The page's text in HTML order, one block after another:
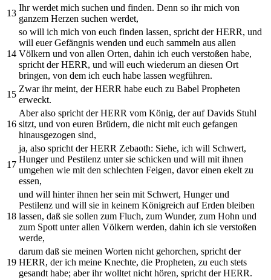
13
Ihr werdet mich suchen und finden. Denn so ihr mich von
ganzem Herzen suchen werdet,
14
so will ich mich von euch finden lassen, spricht der HERR, und
will euer Gefängnis wenden und euch sammeln aus allen
Völkern und von allen Orten, dahin ich euch verstoßen habe,
spricht der HERR, und will euch wiederum an diesen Ort
bringen, von dem ich euch habe lassen wegführen.
15
Zwar ihr meint, der HERR habe euch zu Babel Propheten
erweckt.
16
Aber also spricht der HERR vom König, der auf Davids Stuhl
sitzt, und von euren Brüdern, die nicht mit euch gefangen
hinausgezogen sind,
17
ja, also spricht der HERR Zebaoth: Siehe, ich will Schwert,
Hunger und Pestilenz unter sie schicken und will mit ihnen
umgehen wie mit den schlechten Feigen, davor einen ekelt zu
essen,
18
und will hinter ihnen her sein mit Schwert, Hunger und
Pestilenz und will sie in keinem Königreich auf Erden bleiben
lassen, daß sie sollen zum Fluch, zum Wunder, zum Hohn und
zum Spott unter allen Völkern werden, dahin ich sie verstoßen
werde,
19
darum daß sie meinen Worten nicht gehorchen, spricht der
HERR, der ich meine Knechte, die Propheten, zu euch stets
gesandt habe; aber ihr wolltet nicht hören, spricht der HERR.